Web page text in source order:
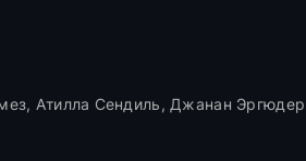
Атилла Сендиль, Джанан